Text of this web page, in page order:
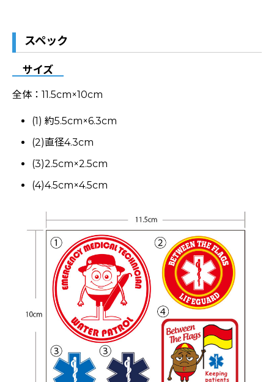
スペック
サイズ
全体：11.5cm×10cm
(1) 約5.5cm×6.3cm
(2)直径4.3cm
(3)2.5cm×2.5cm
(4)4.5cm×4.5cm